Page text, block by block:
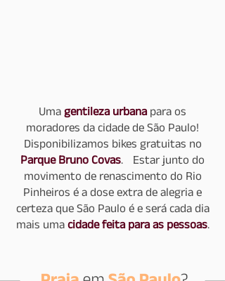
Uma gentileza urbanapara os
moradores da cidade de São Paulo!
Disponibilizamos bikes gratuitas no
Parque Bruno Covas. Estar junto do
movimento de renascimento do Rio
Pinheiros é a dose extra de alegria e
certeza que São Paulo é e será cada dia
mais uma cidade feita para as pessoas.